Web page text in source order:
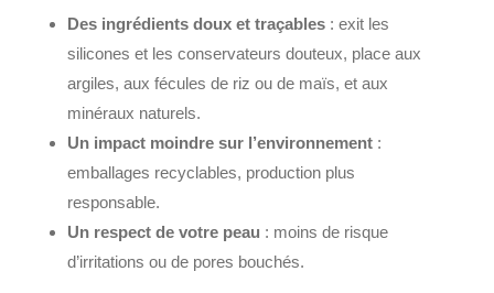
Des ingrédients doux et traçables : exit les
silicones et les conservateurs douteux, place aux
argiles, aux fécules de riz ou de maïs, et aux
minéraux naturels.
Un impact moindre sur l’environnement :
emballages recyclables, production plus
responsable.
Un respect de votre peau : moins de risque
d’irritations ou de pores bouchés.